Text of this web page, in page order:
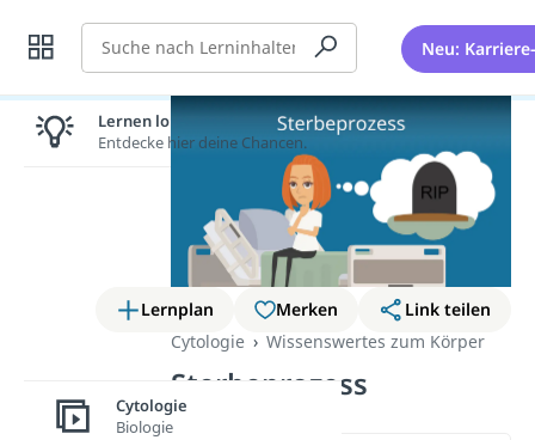
Suche Neu:
Lernplan Merken
Link teilen
Cytologie
Wissenswertes zum Körper
Sterbeprozess
Lernen lohnt sich!
Entdecke hier deine Chancen.
Cytologie
Biologie